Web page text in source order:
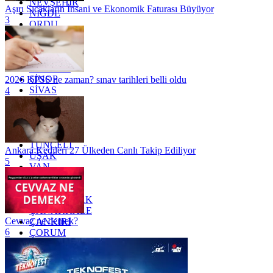
NEVŞEHİR
NİĞDE
ORDU
OSMANİYE
RİZE
SAKARYA
SAMSUN
SİNOP
SİVAS
SİİRT
TEKİRDAĞ
TOKAT
TRABZON
TUNCELİ
UŞAK
VAN
YALOVA
YOZGAT
ZONGULDAK
ÇANAKKALE
ÇANKIRI
ÇORUM
İSTANBUL
İZMİR
ŞANLIURFA
Aşırı Sıcakların İnsani ve Ekonomik Faturası Büyüyor
3
2026 KPSS ne zaman? sınav tarihleri belli oldu
4
Ankara Kedileri 27 Ülkeden Canlı Takip Ediliyor
5
Cevvaz ne demek?
6